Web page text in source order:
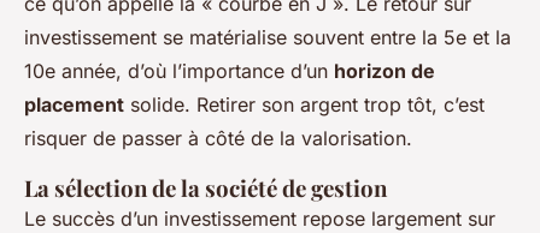
investissement se matérialise souvent entre la 5e et la
10e année, d’où l’importance d’un horizon de
placement solide. Retirer son argent trop tôt, c’est
risquer de passer à côté de la valorisation.
La sélection de la société de gestion
Le succès d’un investissement repose largement sur